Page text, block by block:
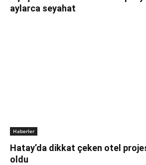
aylarca seyahat
Haberler
Hatay’da dikkat çeken otel
oldu